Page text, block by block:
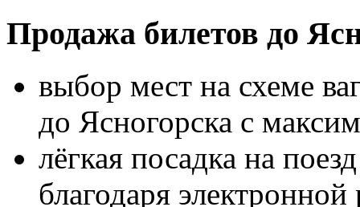
Продажа билетов до
выбор мест на схеме
до Ясногорска с
лёгкая посадка на
благодаря